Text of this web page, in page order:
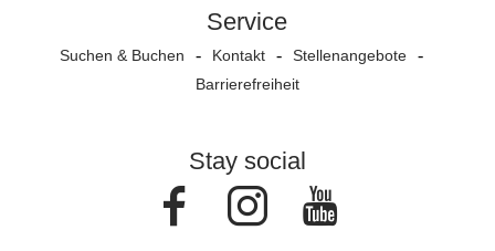
Service
Suchen & Buchen Kontakt
Stellenangebote
Barrierefreiheit
Stay social
FacebookInstagram